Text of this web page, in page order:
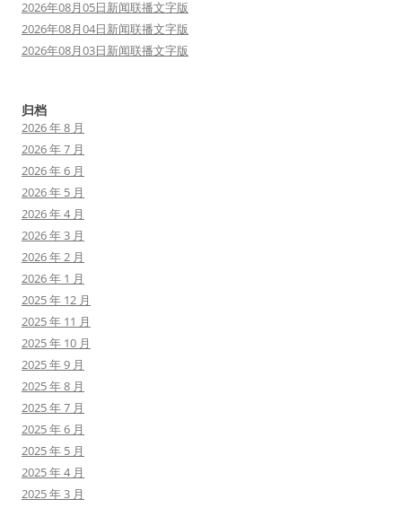
2026年08月05日新闻联播文字版
2026年08月04日新闻联播文字版
2026年08月03日新闻联播文字版
归档
2026 年 8 月
2026 年 7 月
2026 年 6 月
2026 年 5 月
2026 年 4 月
2026 年 3 月
2026 年 2 月
2026 年 1 月
2025 年 12 月
2025 年 11 月
2025 年 10 月
2025 年 9 月
2025 年 8 月
2025 年 7 月
2025 年 6 月
2025 年 5 月
2025 年 4 月
2025 年 3 月